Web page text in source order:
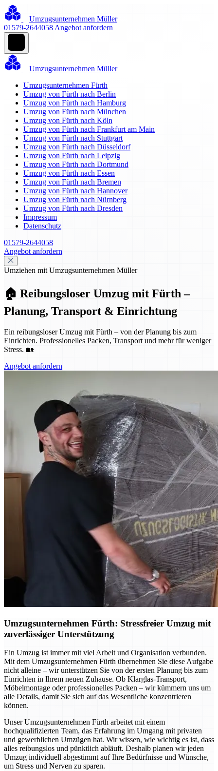
Umzugsunternehmen Müller
01579-2644058 Angebot anfordern
Umzugsunternehmen Müller
Umzugsunternehmen Fürth
Umzug von Fürth nach Berlin
Umzug von Fürth nach Hamburg
Umzug von Fürth nach München
Umzug von Fürth nach Köln
Umzug von Fürth nach Frankfurt am Main
Umzug von Fürth nach Stuttgart
Umzug von Fürth nach Düsseldorf
Umzug von Fürth nach Leipzig
Umzug von Fürth nach Dortmund
Umzug von Fürth nach Essen
Umzug von Fürth nach Bremen
Umzug von Fürth nach Hannover
Umzug von Fürth nach Nürnberg
Umzug von Fürth nach Dresden
Impressum
Datenschutz
01579-2644058
Angebot anfordern
Umziehen mit Umzugsunternehmen Müller
🏠 Reibungsloser Umzug mit Fürth –
Planung, Transport & Einrichtung
Ein reibungsloser Umzug mit Fürth – von der Planung bis zum
Einrichten. Professionelles Packen, Transport und mehr für weniger
Stress. 🏡
Angebot anfordern
Umzugsunternehmen Fürth: Stressfreier Umzug mit
zuverlässiger Unterstützung
Ein Umzug ist immer mit viel Arbeit und Organisation verbunden.
Mit dem Umzugsunternehmen Fürth übernehmen Sie diese Aufgabe
nicht alleine – wir unterstützen Sie von der ersten Planung bis zum
Einrichten in Ihrem neuen Zuhause. Ob Klarglas-Transport,
Möbelmontage oder professionelles Packen – wir kümmern uns um
alle Details, damit Sie sich auf das Wesentliche konzentrieren
können.
Unser Umzugsunternehmen Fürth arbeitet mit einem
hochqualifizierten Team, das Erfahrung im Umgang mit privaten
und gewerblichen Umzügen hat. Wir wissen, wie wichtig es ist, dass
alles reibungslos und pünktlich abläuft. Deshalb planen wir jeden
Umzug individuell abgestimmt auf Ihre Bedürfnisse und Wünsche,
um Stress und Nerven zu sparen.